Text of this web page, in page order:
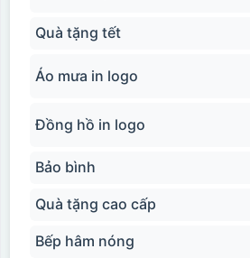
Quà tặng tết
Áo mưa in logo
Đồng hồ in logo
Bảo bình
Quà tặng cao cấp
Bếp hâm nóng